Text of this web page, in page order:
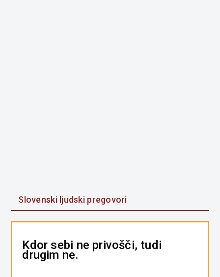
Slovenski ljudski pregovori
Kdor sebi ne privošči, tudi
drugim ne.